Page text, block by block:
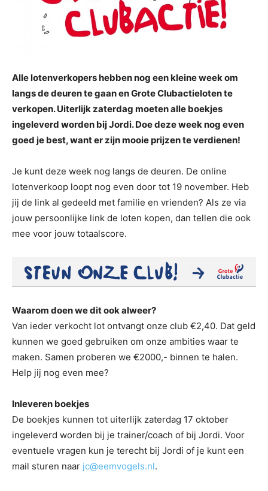
Alle lotenverkopers hebben nog een kleine week om
langs de deuren te gaan en Grote Clubactieloten te
verkopen. Uiterlijk zaterdag moeten alle boekjes
ingeleverd worden bij Jordi. Doe deze week nog even
goed je best, want er zijn mooie prijzen te verdienen!
Je kunt deze week nog langs de deuren. De online
lotenverkoop loopt nog even door tot 19 november. Heb
jij de link al gedeeld met familie en vrienden? Als ze via
jouw persoonlijke link de loten kopen, dan tellen die ook
mee voor jouw totaalscore.
Waarom doen we dit ook alweer?
Van ieder verkocht lot ontvangt onze club €2,40. Dat geld
kunnen we goed gebruiken om onze ambities waar te
maken. Samen proberen we €2000,- binnen te halen.
Help jij nog even mee?
Inleveren boekjes
De boekjes kunnen tot uiterlijk zaterdag 17 oktober
ingeleverd worden bij je trainer/coach of bij Jordi. Voor
eventuele vragen kun je terecht bij Jordi of je kunt een
mail sturen naar jc@eemvogels.nl.